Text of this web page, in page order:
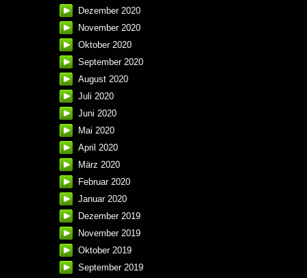
Dezember 2020
November 2020
Oktober 2020
September 2020
August 2020
Juli 2020
Juni 2020
Mai 2020
April 2020
März 2020
Februar 2020
Januar 2020
Dezember 2019
November 2019
Oktober 2019
September 2019